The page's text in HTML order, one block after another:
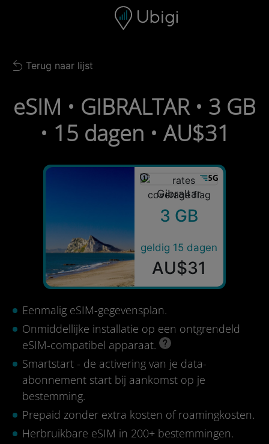
Navigatiebalk Voettekst
Back to list
Terug naar lijst
eSIM • GIBRALTAR • 3 GB
• 15 dagen • AU$31
Gibraltar
3 GB
geldig 15 dagen
AU$31
Eenmalig eSIM-gegevensplan.
Onmiddellijke installatie op een ontgrendeld
eSIM-compatibel apparaat.
Smartstart - de activering van je data-
abonnement start bij aankomst op je
bestemming.
Prepaid zonder extra kosten of roamingkosten.
Herbruikbare eSIM in 200+ bestemmingen.